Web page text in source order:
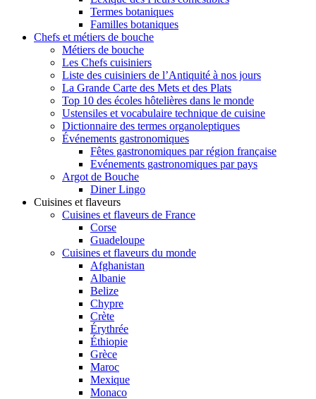
Termes botaniques
Familles botaniques
Chefs et métiers de bouche
Métiers de bouche
Les Chefs cuisiniers
Liste des cuisiniers de l’Antiquité à nos jours
La Grande Carte des Mets et des Plats
Top 10 des écoles hôtelières dans le monde
Ustensiles et vocabulaire technique de cuisine
Dictionnaire des termes organoleptiques
Événements gastronomiques
Fêtes gastronomiques par région française
Evénements gastronomiques par pays
Argot de Bouche
Diner Lingo
Cuisines et flaveurs
Cuisines et flaveurs de France
Corse
Guadeloupe
Cuisines et flaveurs du monde
Afghanistan
Albanie
Belize
Chypre
Crète
Érythrée
Éthiopie
Grèce
Maroc
Mexique
Monaco